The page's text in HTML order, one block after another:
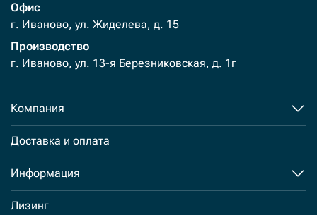
Офис
г. Иваново, ул. Жиделева, д. 15
Производство
г. Иваново, ул. 13-я Березниковская, д. 1г
Компания
Доставка и оплата
Информация
Лизинг